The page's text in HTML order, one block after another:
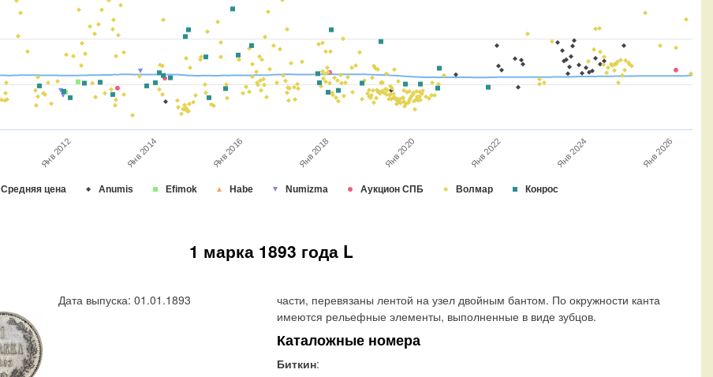
Средняя цена Anumis Efimok Habe Numizma Аукцион СПБ Волмар Конрос
Янв 2012 Янв 2014 Янв 2016 Янв 2018 Янв 2020 Янв 2022 Янв 2024 Янв 2026
1 марка 1893 года L
Дата выпуска: 01.01.1893
части, перевязаны лентой на узел двойным бантом. По окружности канта
имеются рельефные элементы, выполненные в виде зубцов.
Каталожные номера
Биткин: